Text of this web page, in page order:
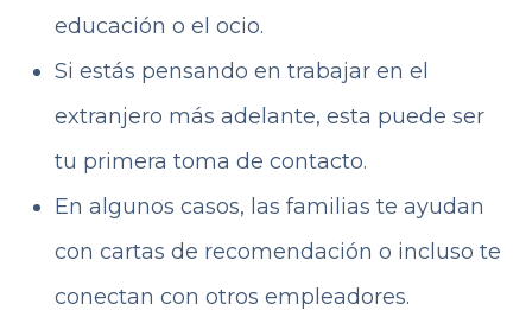
educación o el ocio.
Si estás pensando en trabajar en el
extranjero más adelante, esta puede ser
tu primera toma de contacto.
En algunos casos, las familias te ayudan
con cartas de recomendación o incluso te
conectan con otros empleadores.